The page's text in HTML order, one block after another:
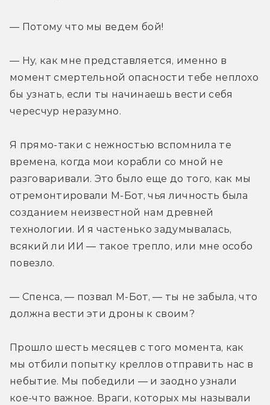
— Потому что мы ведем бой!
— Ну, как мне представляется, именно в
момент смертельной опасности тебе неплохо
бы узнать, если ты начинаешь вести себя
чересчур неразумно.
Я прямо-таки с нежностью вспомнила те
времена, когда мои корабли со мной не
разговаривали. Это было еще до того, как мы
отремонтировали М-Бот, чья личность была
созданием неизвестной нам древней
технологии. И я частенько задумывалась,
всякий ли ИИ — такое трепло, или мне особо
повезло.
— Спенса, — позвал М-Бот, — ты не забыла, что
должна вести эти дроны к своим?
Прошло шесть месяцев с того момента, как
мы отбили попытку креллов отправить нас в
небытие. Мы победили — и заодно узнали
кое-что важное. Враги, которых мы называли